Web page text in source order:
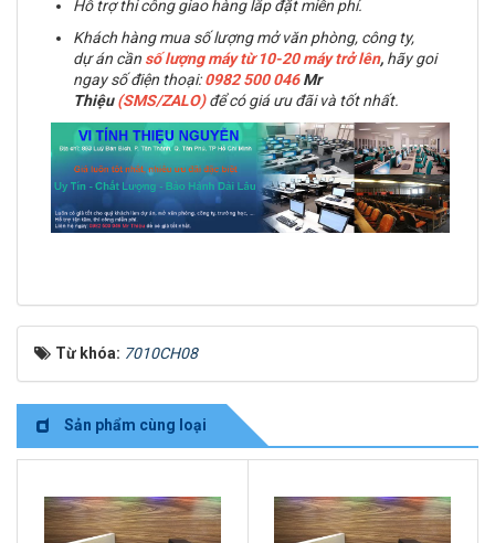
Hỗ trợ thi công giao hàng lắp đặt miễn phí.
Khách hàng mua số lượng mở văn phòng, công ty,
dự án cần số lượng máy từ 10-20 máy trở lên, hãy goi
ngay số điện thoại:0982 500 046Mr
Thiệu(SMS/ZALO)để có giá ưu đãi và tốt nhất.
Từ khóa: 7010CH08
Sản phẩm cùng loại